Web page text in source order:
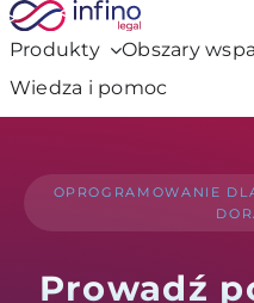
Przejdź
do
zawartości
Produkty Obszary
Wiedza i pomoc
OPROGRAMOWANIE
Prowadź